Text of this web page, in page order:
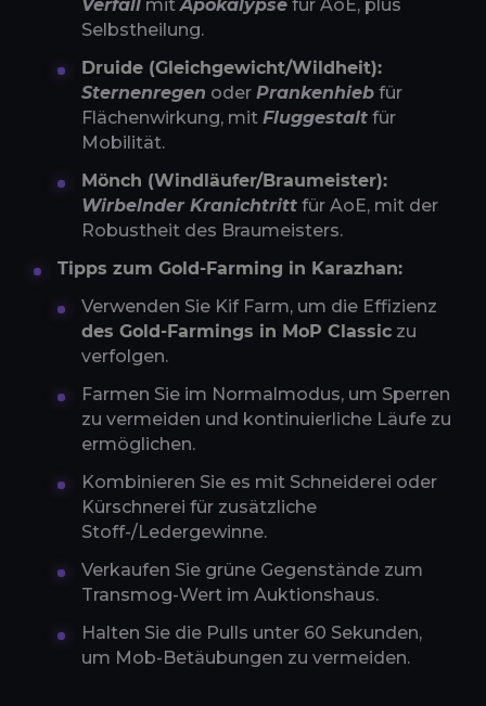
Verfall mitApokalypse für AoE, plus
Selbstheilung.
Druide (Gleichgewicht/Wildheit):
Sternenregen oder Prankenhieb für
Flächenwirkung, mit Fluggestalt für
Mobilität.
Mönch (Windläufer/Braumeister):
Wirbelnder Kranichtritt für AoE, mit der
Robustheit des Braumeisters.
Tipps zum Gold-Farming in Karazhan:
Verwenden Sie Kif Farm, um die Effizienz
des Gold-Farmings in MoP Classic zu
verfolgen.
Farmen Sie im Normalmodus, um Sperren
zu vermeiden und kontinuierliche Läufe zu
ermöglichen.
Kombinieren Sie es mit Schneiderei oder
Kürschnerei für zusätzliche
Stoff-/Ledergewinne.
Verkaufen Sie grüne Gegenstände zum
Transmog-Wert im Auktionshaus.
Halten Sie die Pulls unter 60 Sekunden,
um Mob-Betäubungen zu vermeiden.